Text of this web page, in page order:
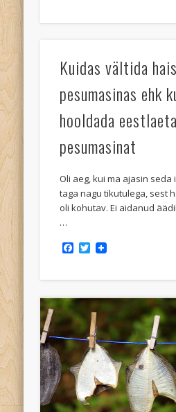
Kuidas vältida
pesumasinas ehk
hooldada
pesumasinat
Oli aeg, kui ma ajasin
taga nagu tikutulega, sest
oli kohutav. Ei aidanud
…
Facebook
Twitter